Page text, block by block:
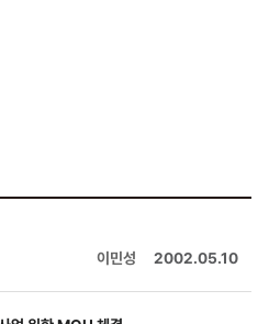
이민성
2002.05.10